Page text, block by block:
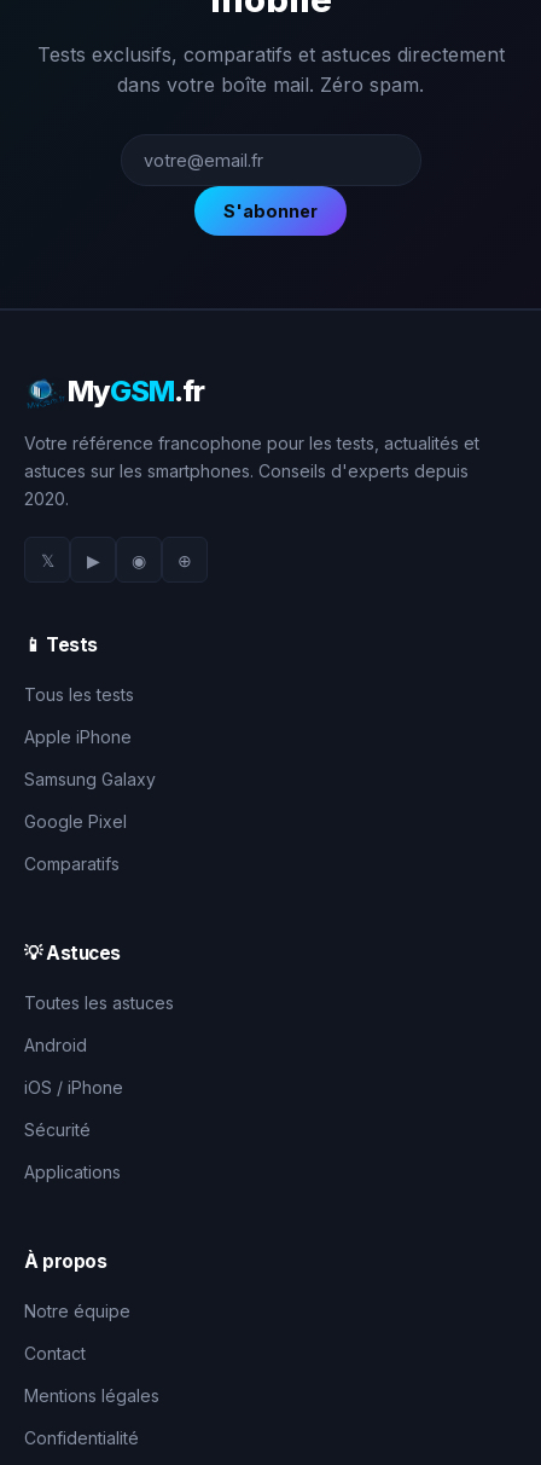
Tests exclusifs, comparatifs et astuces directement
dans votre boîte mail. Zéro spam.
S'abonner
MyGSM.fr
Votre référence francophone pour les tests, actualités et
astuces sur les smartphones. Conseils d'experts depuis
2020.
𝕏 ▶ ◉ ⊕
📱 Tests
Tous les tests
Apple iPhone
Samsung Galaxy
Google Pixel
Comparatifs
💡 Astuces
Toutes les astuces
Android
iOS / iPhone
Sécurité
Applications
À propos
Notre équipe
Contact
Mentions légales
Confidentialité